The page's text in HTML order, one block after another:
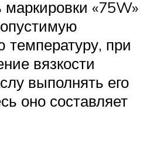
маркировки «75W»
при
вязкости
выполнять его
оно составляет